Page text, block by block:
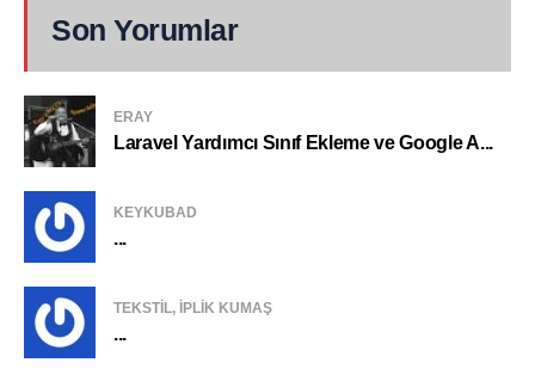
Son Yorumlar
ERAY
Laravel Yardımcı Sınıf Ekleme ve Google A...
KEYKUBAD
...
TEKSTIL, IPLIK KUMAŞ
...